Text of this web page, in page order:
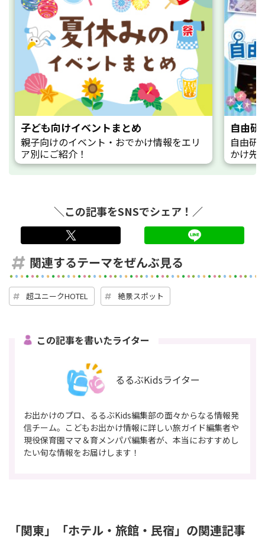
子ども向けイベントまとめ
親子向けのイベント・おでかけ情報をエリ
ア別にご紹介！
自由研
自由研
かけ先
＼この記事をSNSでシェア！／
関連するテーマをぜんぶ見る
超ユニークHOTEL 絶景スポット
この記事を書いたライター
るるぶKidsライター
お出かけのプロ、るるぶKids編集部の面々からなる情報発
信チーム。こどもお出かけ情報に詳しい旅ガイド編集者や
現役保育園ママ＆育メンパパ編集者が、本当におすすめし
たい旬な情報をお届けします！
「関東」「ホテル・旅館・民宿」の関連記事